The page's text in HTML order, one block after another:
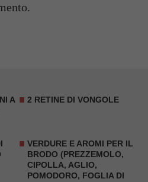
A
2 RETINE DI VONGOLE
VERDURE E AROMI PER IL
BRODO (PREZZEMOLO,
CIPOLLA, AGLIO,
POMODORO, FOGLIA DI